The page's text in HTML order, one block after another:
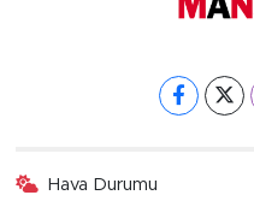
Hava Durumu